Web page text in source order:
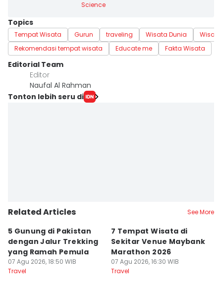
Science
Topics
Tempat Wisata Gurun traveling Wisata Dunia
Wisata
Rekomendasi tempat wisata
Educate me Fakta Wisata
Editorial Team
Editor
Naufal Al Rahman
Tonton lebih seru di
Related Articles See More
5 Gunung di Pakistan
dengan Jalur Trekking
yang Ramah Pemula
07 Agu 2026, 18:50 WIB
Travel
7 Tempat Wisata di
Sekitar Venue Maybank
Marathon 2026
07 Agu 2026, 16:30 WIB
Travel